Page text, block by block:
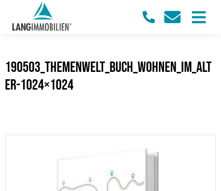
190503_Themenwelt_Buch_Wohnen_im_Alt
er-1024×1024